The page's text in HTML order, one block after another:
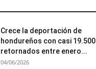
Crece la deportación de
hondureños con casi 19.500
retornados entre enero...
04/06/2026